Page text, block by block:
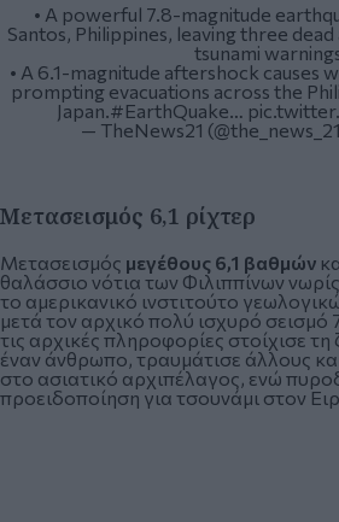
• A powerful 7.8-magnitude
Santos, Philippines, leaving three
tsunami
• A 6.1-magnitude aftershock causes
prompting evacuations across the
Japan.#EarthQuake…
— TheNews21
Μετασεισμός 6,1 ρίχτερ
Μετασεισμός μεγέθους 6,1 βαθμών
θαλάσσιο νότια των Φιλιππίνων
το αμερικανικό ινστιτούτο
μετά τον αρχικό πολύ ισχυρό
τις αρχικές πληροφορίες στοίχισε
έναν άνθρωπο, τραυμάτισε άλλους
στο ασιατικό αρχιπέλαγος, ενώ
προειδοποίηση για τσουνάμι στον